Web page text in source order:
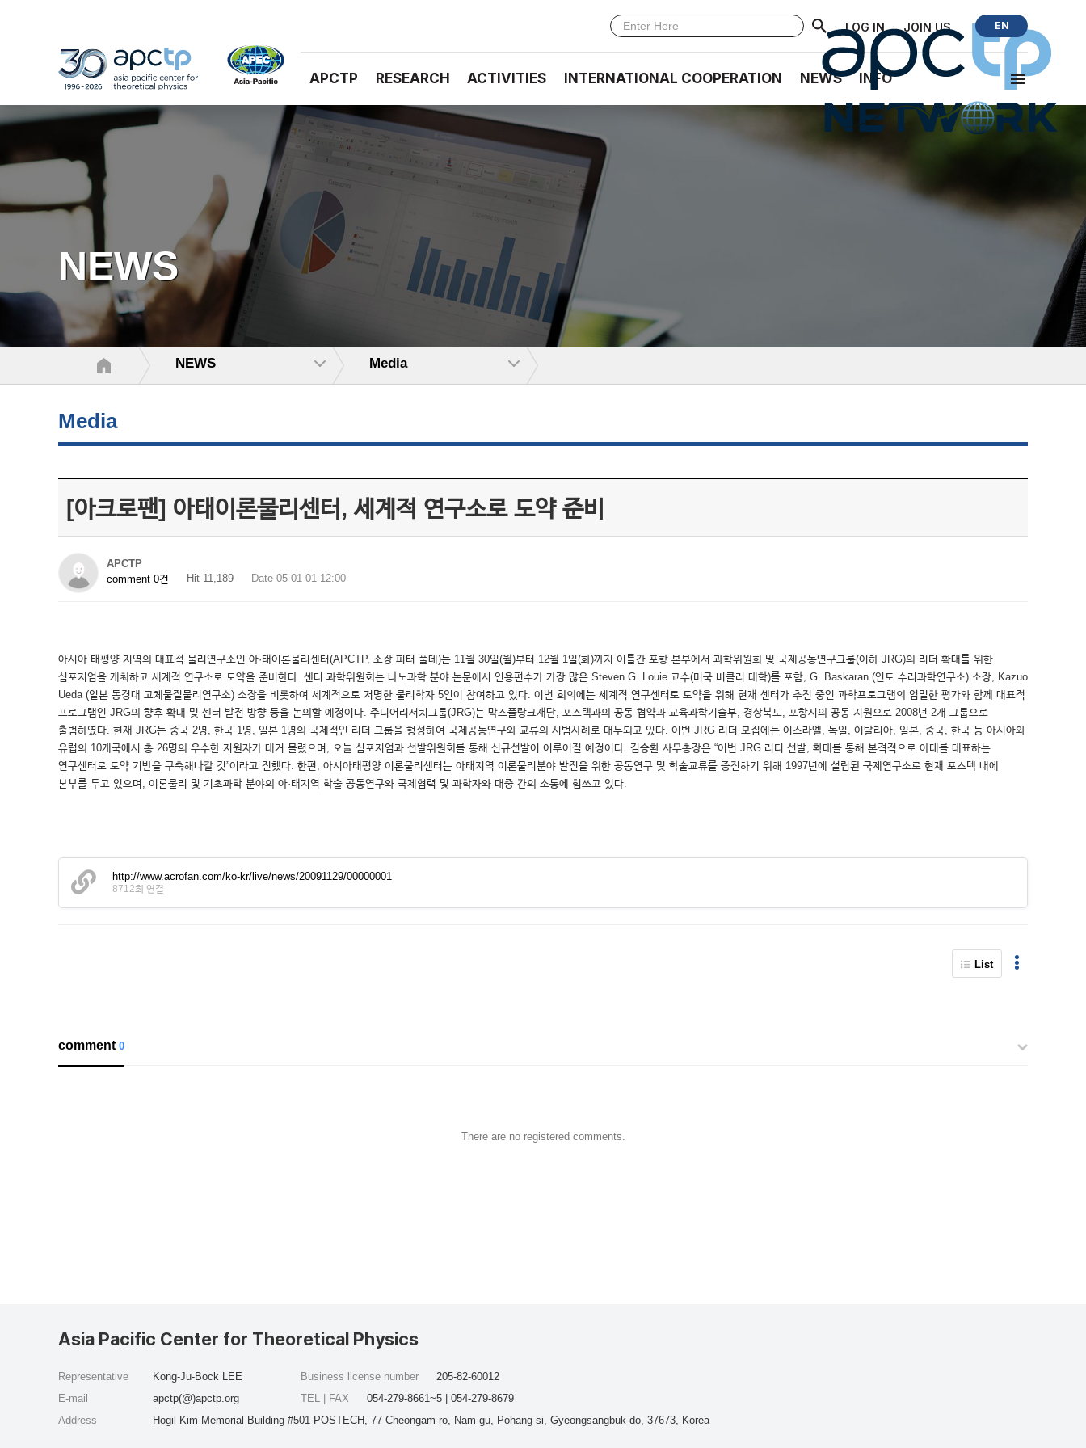
· LOG IN · JOIN US EN
APCTP RESEARCH ACTIVITIES INTERNATIONAL COOPERATION NEWS INFO
NEWS
NEWS Media
Media
[아크로팬] 아태이론물리센터, 세계적 연구소로 도약 준비
APCTP
comment 0건
Hit 11,189 Date 05-01-01 12:00
아시아 태평양 지역의 대표적 물리연구소인 아·태이론물리센터(APCTP, 소장 피터 풀데)는 11월 30일(월)부터 12월 1일(화)까지 이틀간 포항 본부에서 과학위원회 및 국제공동연구그룹(이하 JRG)의 리더 확대를 위한
심포지엄을 개최하고 세계적 연구소로 도약을 준비한다. 센터 과학위원회는 나노과학 분야 논문에서 인용편수가 가장 많은 Steven G. Louie 교수(미국 버클리 대학)를 포함, G. Baskaran (인도 수리과학연구소) 소장, Kazuo
Ueda (일본 동경대 고체물질물리연구소) 소장을 비롯하여 세계적으로 저명한 물리학자 5인이 참여하고 있다. 이번 회의에는 세계적 연구센터로 도약을 위해 현재 센터가 추진 중인 과학프로그램의 엄밀한 평가와 함께 대표적
프로그램인 JRG의 향후 확대 및 센터 발전 방향 등을 논의할 예정이다. 주니어리서치그룹(JRG)는 막스플랑크재단, 포스텍과의 공동 협약과 교육과학기술부, 경상북도, 포항시의 공동 지원으로 2008년 2개 그룹으로
출범하였다. 현재 JRG는 중국 2명, 한국 1명, 일본 1명의 국제적인 리더 그룹을 형성하여 국제공동연구와 교류의 시범사례로 대두되고 있다. 이번 JRG 리더 모집에는 이스라엘, 독일, 이탈리아, 일본, 중국, 한국 등 아시아와
유럽의 10개국에서 총 26명의 우수한 지원자가 대거 몰렸으며, 오늘 심포지엄과 선발위원회를 통해 신규선발이 이루어질 예정이다. 김승환 사무총장은 “이번 JRG 리더 선발, 확대를 통해 본격적으로 아태를 대표하는
연구센터로 도약 기반을 구축해나갈 것”이라고 전했다. 한편, 아시아태평양 이론물리센터는 아태지역 이론물리분야 발전을 위한 공동연구 및 학술교류를 증진하기 위해 1997년에 설립된 국제연구소로 현재 포스텍 내에
본부를 두고 있으며, 이론물리 및 기초과학 분야의 아·태지역 학술 공동연구와 국제협력 및 과학자와 대중 간의 소통에 힘쓰고 있다.
http://www.acrofan.com/ko-kr/live/news/20091129/00000001
8712회 연결
List
comment0
There are no registered comments.
Asia Pacific Center for Theoretical Physics
Representative
Kong-Ju-Bock LEE
E-mail
apctp(@)apctp.org
Address
Hogil Kim Memorial Building #501 POSTECH, 77 Cheongam-ro, Nam-gu, Pohang-si, Gyeongsangbuk-do, 37673, Korea
Business license number
205-82-60012
TEL | FAX
054-279-8661~5 | 054-279-8679